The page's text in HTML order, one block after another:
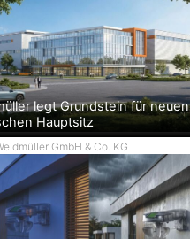
legt Grundstein für neuen
Hauptsitz
GmbH & Co. KG